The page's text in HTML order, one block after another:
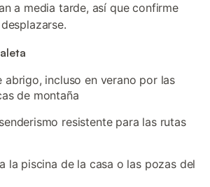
a media tarde, así que confirme
abrigo, incluso en verano por las
de montaña
resistente para las rutas
la piscina de la casa o las pozas del